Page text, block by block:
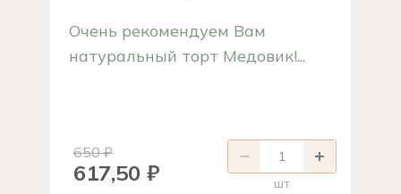
Очень рекомендуем Вам
натуральный торт Медовик!...
650 ₽
617,50 ₽ шт